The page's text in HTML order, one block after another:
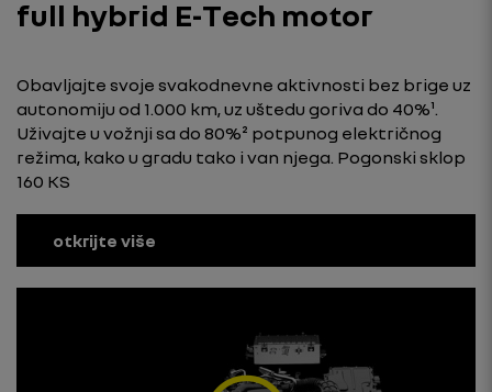
full hybrid E-Tech motor
Obavljajte svoje svakodnevne aktivnosti bez brige uz
autonomiju od 1.000 km, uz uštedu goriva do 40%¹.
Uživajte u vožnji sa do 80%² potpunog električnog
režima, kako u gradu tako i van njega. Pogonski sklop
160 KS
otkrijte više